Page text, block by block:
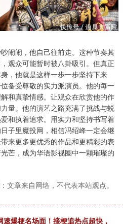
闹闹，他自己往前走。这种节奏其
观众可能暂时被八卦吸引。但真正
，他就是这样一步一步坚持下来
备受尊敬的实力派演员。他的每一
和真挚情感。让观众在欣赏他的作
量。他的演艺之路充满了挑战与蜕
和执着追求。用实力和坚持书写着
子里魔投网，相信冯绍峰一定会继
来更多更优秀的作品和更精彩的表
芒，成为华语影视圈中一颗璀璨的
文章来自网络，不代表本站观点。
爆梗名场面！接梗追热点超快，